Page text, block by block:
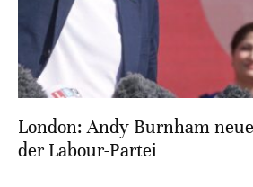
London: Andy Burnham
der Labour-Partei